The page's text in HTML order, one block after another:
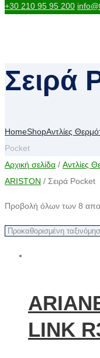
+30 210 95 95 200
Σειρά
HomeShopΑντλίες
Pocket
Αρχική σελίδα / Αντλίες
ARISTON / Σειρά Pocket
Προβολή όλων των 8
LINK